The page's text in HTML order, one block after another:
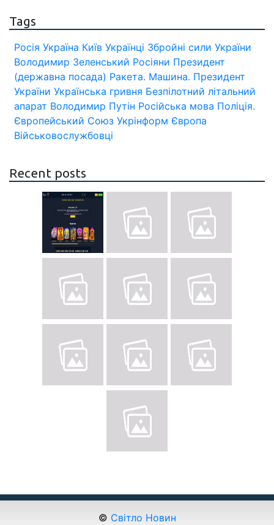
Tags
Росія Україна Київ Українці Збройні сили України
Володимир Зеленський Росіяни Президент
(державна посада) Ракета. Машина. Президент
України Українська гривня Безпілотний літальний
апарат Володимир Путін Російська мова Поліція.
Європейський Союз Укрінформ Європа
Військовослужбовці
Recent posts
© Світло Новин